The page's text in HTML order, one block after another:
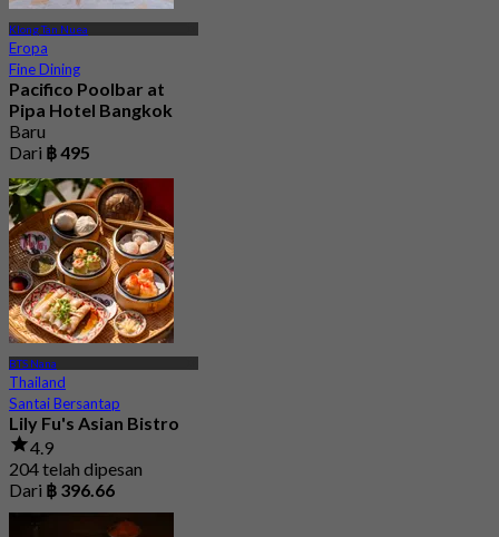
Klong Tan Nuea
Eropa
Fine Dining
Pacifico Poolbar at
Pipa Hotel Bangkok
Baru
Dari ฿ 495
BTS Nana
Thailand
Santai Bersantap
Lily Fu's Asian Bistro
4.9
204 telah dipesan
Dari ฿ 396.66